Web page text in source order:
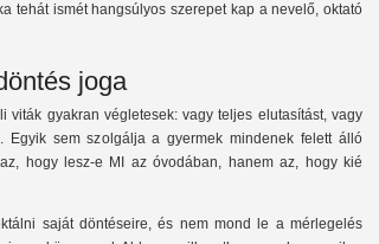
tehát ismét hangsúlyos szerepet kap a nevelő, oktató
joga
viták gyakran végletesek: vagy teljes elutasítást, vagy
Egyik sem szolgálja a gyermek mindenek felett álló
hogy lesz-e MI az óvodában, hanem az, hogy kié
saját döntéseire, és nem mond le a mérlegelés